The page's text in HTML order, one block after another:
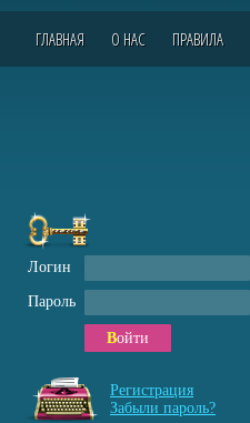
ГЛАВНАЯ О НАС ПРАВИЛА
Логин
Пароль
Войти
Регистрация
Забыли пароль?